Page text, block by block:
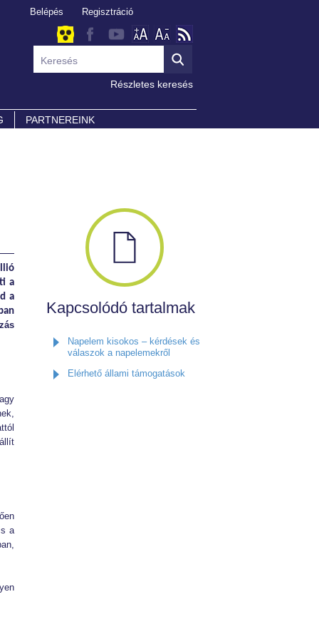
PARTNEREINK
Részletes keresés
Belépés Regisztráció
a
a
a
Kapcsolódó tartalmak
Napelem kisokos – kérdések és
válaszok a napelemekről
Elérhető állami támogatások